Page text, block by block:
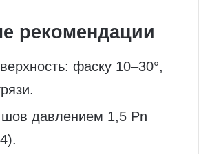
рекомендации
фаску 10–30°,
шов давлением 1,5 Pn